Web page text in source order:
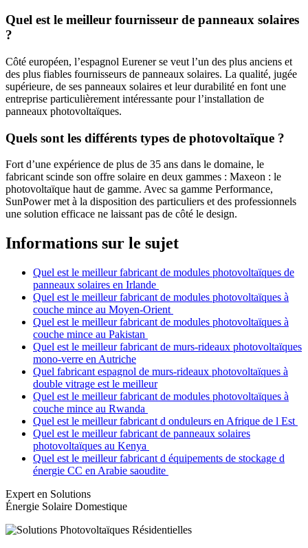
Quel est le meilleur fournisseur de panneaux solaires
?
Côté européen, l’espagnol Eurener se veut l’un des plus anciens et
des plus fiables fournisseurs de panneaux solaires. La qualité, jugée
supérieure, de ses panneaux solaires et leur durabilité en font une
entreprise particulièrement intéressante pour l’installation de
panneaux photovoltaïques.
Quels sont les différents types de photovoltaïque ?
Fort d’une expérience de plus de 35 ans dans le domaine, le
fabricant scinde son offre solaire en deux gammes : Maxeon : le
photovoltaïque haut de gamme. Avec sa gamme Performance,
SunPower met à la disposition des particuliers et des professionnels
une solution efficace ne laissant pas de côté le design.
Informations sur le sujet
Quel est le meilleur fabricant de modules photovoltaïques de
panneaux solaires en Irlande
Quel est le meilleur fabricant de modules photovoltaïques à
couche mince au Moyen-Orient
Quel est le meilleur fabricant de modules photovoltaïques à
couche mince au Pakistan
Quel est le meilleur fabricant de murs-rideaux photovoltaïques
mono-verre en Autriche
Quel fabricant espagnol de murs-rideaux photovoltaïques à
double vitrage est le meilleur
Quel est le meilleur fabricant de modules photovoltaïques à
couche mince au Rwanda
Quel est le meilleur fabricant d onduleurs en Afrique de l Est
Quel est le meilleur fabricant de panneaux solaires
photovoltaïques au Kenya
Quel est le meilleur fabricant d équipements de stockage d
énergie CC en Arabie saoudite
Expert en Solutions
Énergie Solaire Domestique